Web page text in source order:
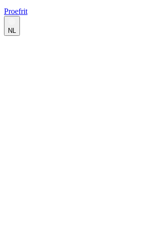
Proefrit
NL